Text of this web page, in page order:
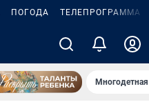
ПОГОДА ТЕЛЕПРОГРАММА